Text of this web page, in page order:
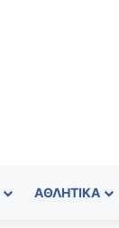
ΑΘΛΗΤΙΚΆ